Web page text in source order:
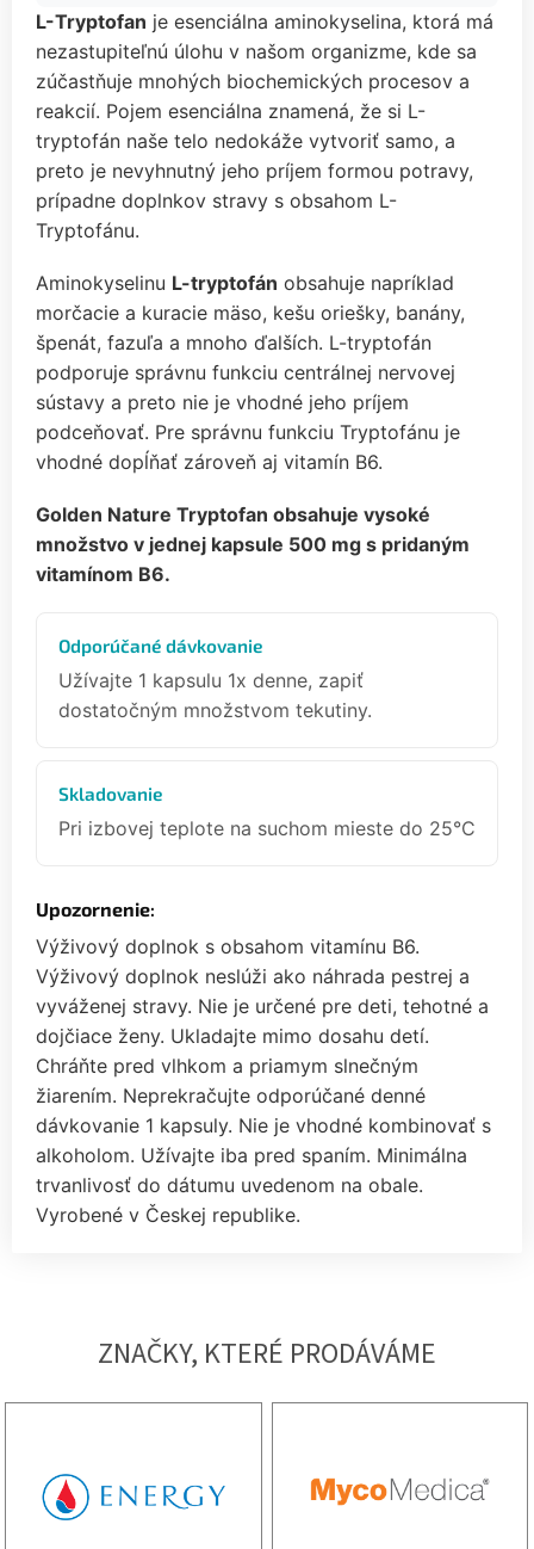
L-Tryptofan je esenciálna aminokyselina, ktorá má
nezastupiteľnú úlohu v našom organizme, kde sa
zúčastňuje mnohých biochemických procesov a
reakcií. Pojem esenciálna znamená, že si L-
tryptofán naše telo nedokáže vytvoriť samo, a
preto je nevyhnutný jeho príjem formou potravy,
prípadne doplnkov stravy s obsahom L-
Tryptofánu.
Aminokyselinu L-tryptofán obsahuje napríklad
morčacie a kuracie mäso, kešu oriešky, banány,
špenát, fazuľa a mnoho ďalších. L-tryptofán
podporuje správnu funkciu centrálnej nervovej
sústavy a preto nie je vhodné jeho príjem
podceňovať. Pre správnu funkciu Tryptofánu je
vhodné dopĺňať zároveň aj vitamín B6.
Golden Nature Tryptofan obsahuje vysoké
množstvo v jednej kapsule 500 mg s pridaným
vitamínom B6.
Odporúčané dávkovanie
Užívajte 1 kapsulu 1x denne, zapiť
dostatočným množstvom tekutiny.
Skladovanie
Pri izbovej teplote na suchom mieste do 25°C
Upozornenie:
Výživový doplnok s obsahom vitamínu B6.
Výživový doplnok neslúži ako náhrada pestrej a
vyváženej stravy. Nie je určené pre deti, tehotné a
dojčiace ženy. Ukladajte mimo dosahu detí.
Chráňte pred vlhkom a priamym slnečným
žiarením. Neprekračujte odporúčané denné
dávkovanie 1 kapsuly. Nie je vhodné kombinovať s
alkoholom. Užívajte iba pred spaním. Minimálna
trvanlivosť do dátumu uvedenom na obale.
Vyrobené v Českej republike.
ZNAČKY, KTERÉ PRODÁVÁME